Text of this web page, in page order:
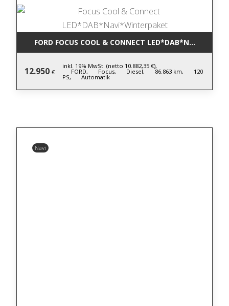
FORD FOCUS COOL & CONNECT
12.950 €
inkl. 19% MwSt. (netto 10.882,35 €),
FORD, Focus, Diesel, 86.863 km, 120
PS, Automatik
Navi